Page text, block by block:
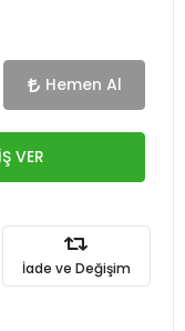
Hemen Al
VER
İade ve Değişim